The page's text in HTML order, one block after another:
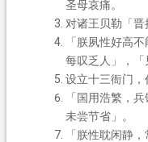
圣母哀痛。
对诸王贝勒「晋
「朕夙性好高
每叹乏人」，「
设立十三衙门，
「国用浩繁，
未尝节省」。
「朕性耽闲静